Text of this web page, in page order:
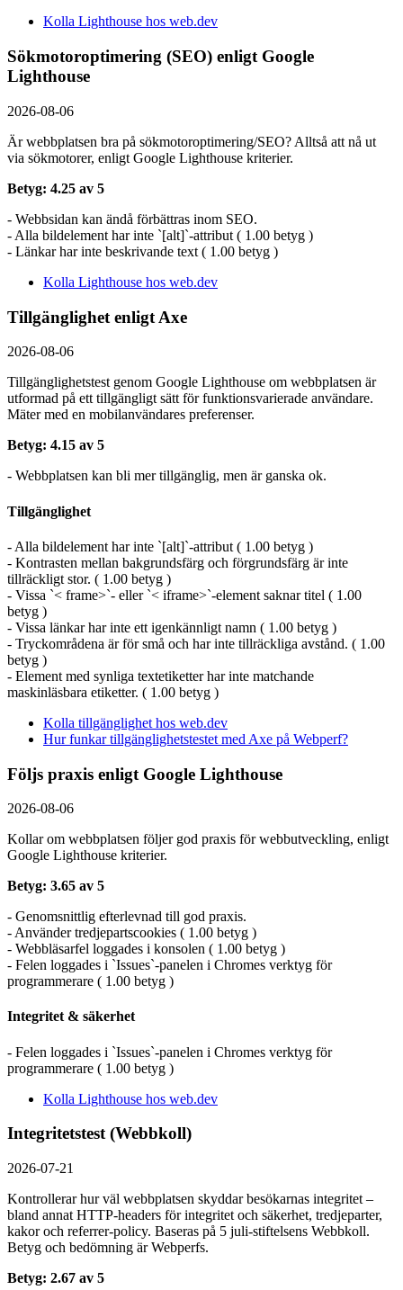
Kolla Lighthouse hos web.dev
Sökmotoroptimering (SEO) enligt Google
Lighthouse
2026-08-06
Är webbplatsen bra på sökmotoroptimering/SEO? Alltså att nå ut
via sökmotorer, enligt Google Lighthouse kriterier.
Betyg: 4.25 av 5
- Webbsidan kan ändå förbättras inom SEO.
- Alla bildelement har inte `[alt]`-attribut ( 1.00 betyg )
- Länkar har inte beskrivande text ( 1.00 betyg )
Kolla Lighthouse hos web.dev
Tillgänglighet enligt Axe
2026-08-06
Tillgänglighetstest genom Google Lighthouse om webbplatsen är
utformad på ett tillgängligt sätt för funktionsvarierade användare.
Mäter med en mobil­användares preferenser.
Betyg: 4.15 av 5
- Webbplatsen kan bli mer tillgänglig, men är ganska ok.
Tillgänglighet
- Alla bildelement har inte `[alt]`-attribut ( 1.00 betyg )
- Kontrasten mellan bakgrundsfärg och förgrundsfärg är inte
tillräckligt stor. ( 1.00 betyg )
- Vissa `< frame>`- eller `< iframe>`-element saknar titel ( 1.00
betyg )
- Vissa länkar har inte ett igenkännligt namn ( 1.00 betyg )
- Tryckområdena är för små och har inte tillräckliga avstånd. ( 1.00
betyg )
- Element med synliga textetiketter har inte matchande
maskinläsbara etiketter. ( 1.00 betyg )
Kolla tillgänglighet hos web.dev
Hur funkar tillgänglighetstestet med Axe på Webperf?
Följs praxis enligt Google Lighthouse
2026-08-06
Kollar om webbplatsen följer god praxis för webbutveckling, enligt
Google Lighthouse kriterier.
Betyg: 3.65 av 5
- Genomsnittlig efterlevnad till god praxis.
- Använder tredjepartscookies ( 1.00 betyg )
- Webbläsarfel loggades i konsolen ( 1.00 betyg )
- Felen loggades i `Issues`-panelen i Chromes verktyg för
programmerare ( 1.00 betyg )
Integritet & säkerhet
- Felen loggades i `Issues`-panelen i Chromes verktyg för
programmerare ( 1.00 betyg )
Kolla Lighthouse hos web.dev
Integritetstest (Webbkoll)
2026-07-21
Kontrollerar hur väl webbplatsen skyddar besökarnas integritet –
bland annat HTTP-headers för integritet och säkerhet, tredjeparter,
kakor och referrer-policy. Baseras på 5 juli-stiftelsens Webbkoll.
Betyg och bedömning är Webperfs.
Betyg: 2.67 av 5